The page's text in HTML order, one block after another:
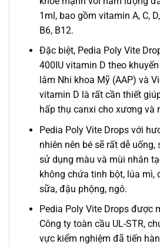
1ml, bao gồm vitamin A, C,
B6, B12.
Đặc biệt, Pedia Poly Vite
400IU vitamin D theo
lâm Nhi khoa Mỹ (AAP) và
vitamin D là rất cần thiết
hấp thụ canxi cho xương và
Pedia Poly Vite Drops với
nhiên nên bé sẽ rất dễ
sử dụng màu và mùi nhân
không chứa tinh bột, lúa mì,
sữa, đậu phộng, ngô.
Pedia Poly Vite Drops được
Công ty toàn cầu UL-STR,
vực kiểm nghiệm đã tiến